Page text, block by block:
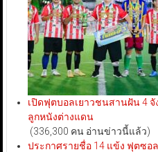
เปิดฟุตบอลเยาวชนสานฝัน 4
ลูกหนังต่างแดน
(336,300 คน อ่านข่าวนี้แล้ว)
ประกาศรายชื่อ 14 แข้ง ฟุตซ